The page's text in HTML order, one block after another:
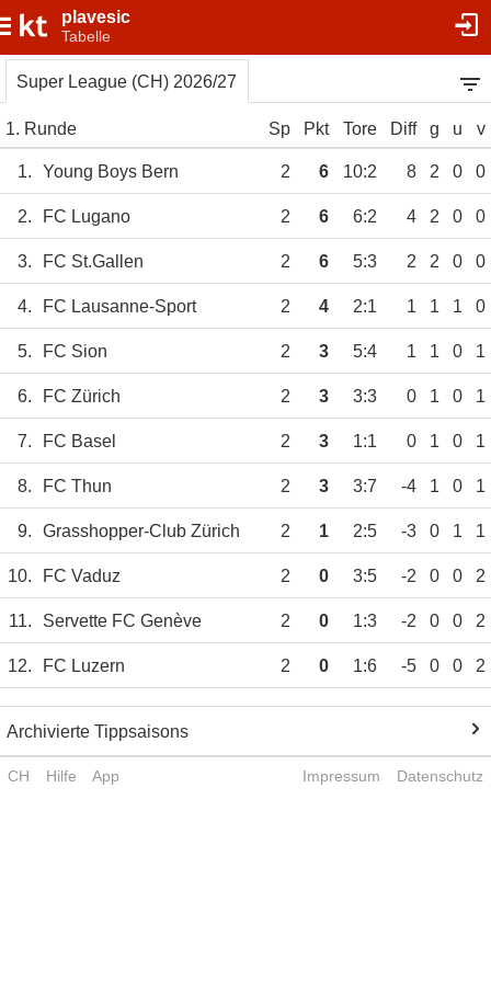
plavesic
Tabelle
Super League (CH) 2026/27
1. Runde Sp Pkt Tore Diff g u v
1. Young Boys Bern 2 6 10:2 8 2 0 0
2. FC Lugano 2 6 6:2 4 2 0 0
3. FC St.Gallen 2 6 5:3 2 2 0 0
4. FC Lausanne-Sport 2 4 2:1 1 1 1 0
5. FC Sion 2 3 5:4 1 1 0 1
6. FC Zürich 2 3 3:3 0 1 0 1
7. FC Basel 2 3 1:1 0 1 0 1
8. FC Thun 2 3 3:7 -4 1 0 1
9. Grasshopper-Club Zürich 2 1 2:5 -3 0 1 1
10. FC Vaduz 2 0 3:5 -2 0 0 2
11. Servette FC Genève 2 0 1:3 -2 0 0 2
12. FC Luzern 2 0 1:6 -5 0 0 2
Archivierte Tippsaisons
CH Hilfe App Impressum Datenschutz